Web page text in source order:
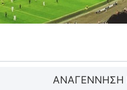
ΑΝΑΓΕΝΝΗΣΗ